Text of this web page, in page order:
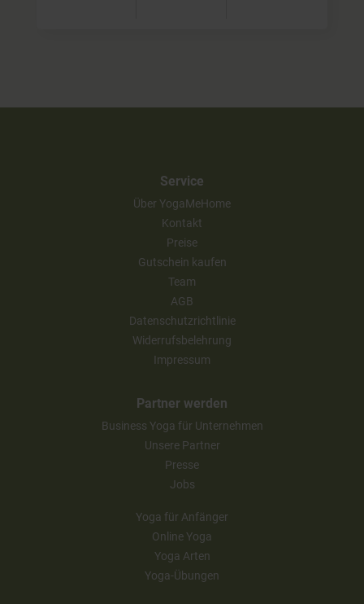
Service
Über YogaMeHome
Kontakt
Preise
Gutschein kaufen
Team
AGB
Datenschutzrichtlinie
Widerrufsbelehrung
Impressum
Partner werden
Business Yoga für Unternehmen
Unsere Partner
Presse
Jobs
Yoga für Anfänger
Online Yoga
Yoga Arten
Yoga-Übungen